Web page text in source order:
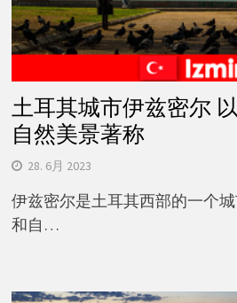
土耳其城市伊兹密尔
自然美景著称
28. 6月 2023
伊兹密尔是土耳其西部的一个
和自…